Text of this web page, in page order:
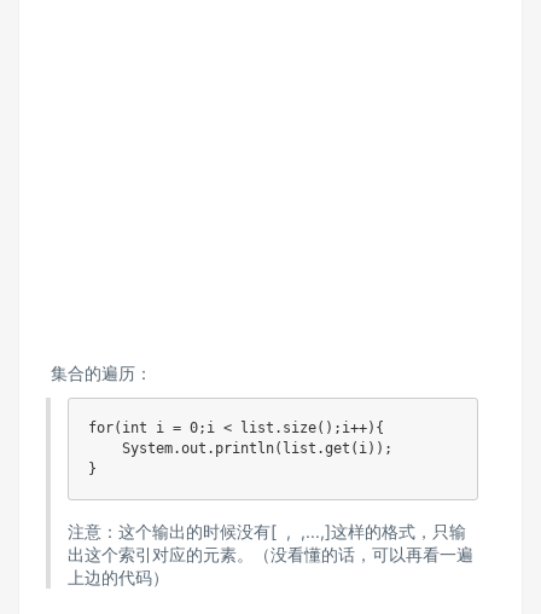
集合的遍历：
for(int i = 0;i < list.size();i++){
注意：这个输出的时候没有[ , ,...,]这样的格式，只输
出这个索引对应的元素。（没看懂的话，可以再看一遍
上边的代码）